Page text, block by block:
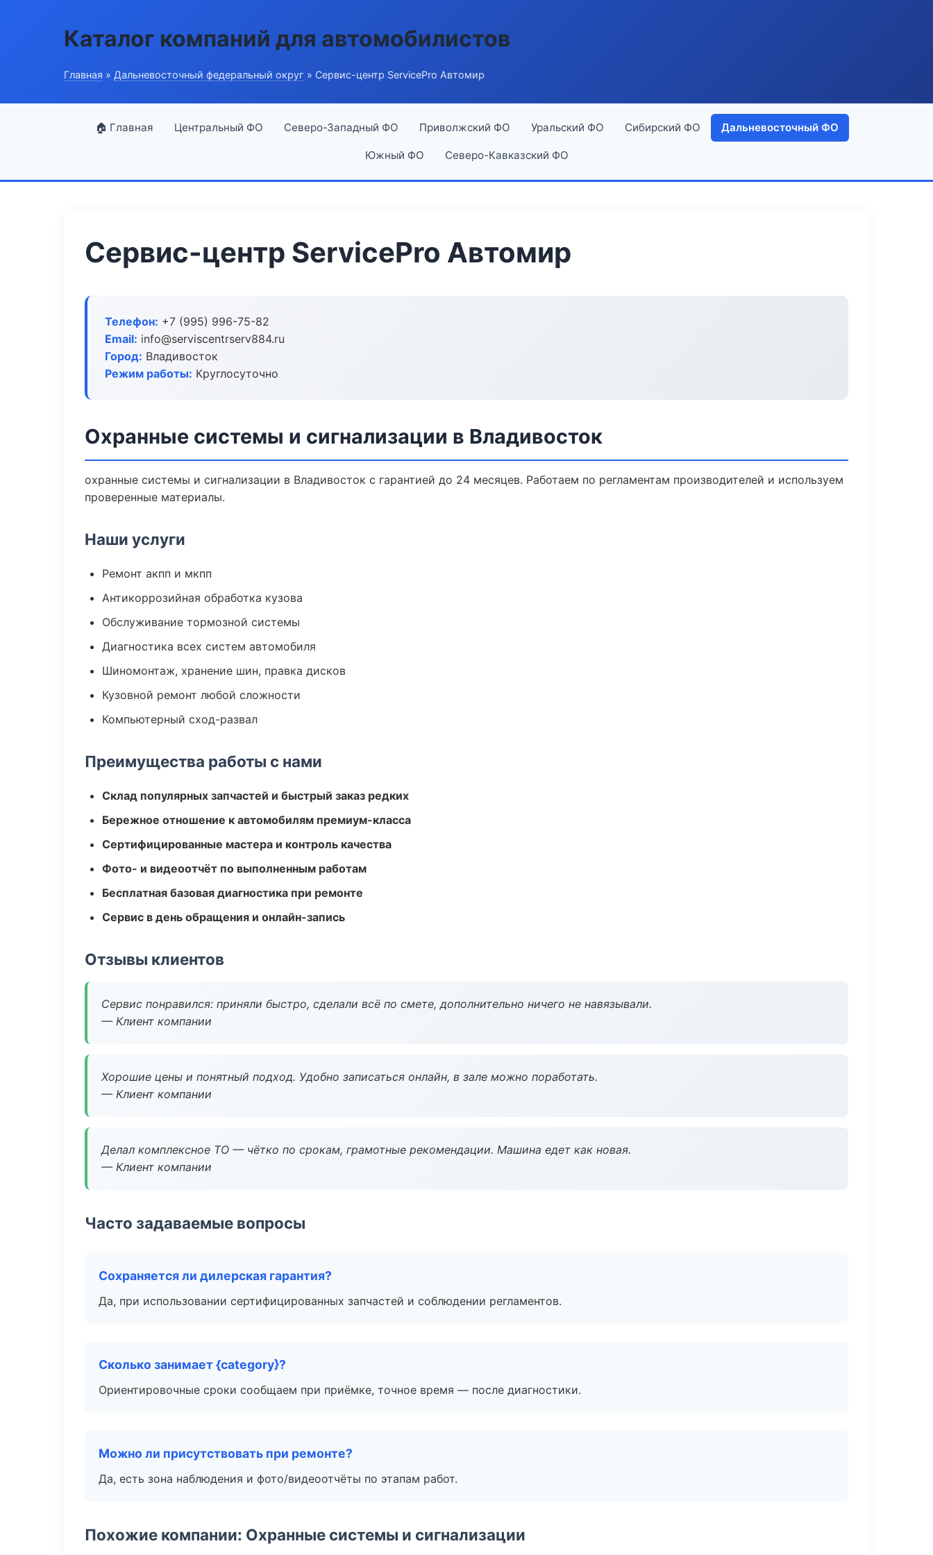
Каталог компаний для автомобилистов
Главная » Дальневосточный федеральный округ » Сервис-центр ServicePro Автомир
🏠 Главная Центральный ФО Северо-Западный ФО Приволжский ФО Уральский ФО Сибирский ФО Дальневосточный ФО
Южный ФО Северо-Кавказский ФО
Сервис-центр ServicePro Автомир
Телефон: +7 (995) 996-75-82
Email: info@serviscentrserv884.ru
Город: Владивосток
Режим работы: Круглосуточно
Охранные системы и сигнализации в Владивосток
охранные системы и сигнализации в Владивосток с гарантией до 24 месяцев. Работаем по регламентам производителей и используем
проверенные материалы.
Наши услуги
Ремонт акпп и мкпп
Антикоррозийная обработка кузова
Обслуживание тормозной системы
Диагностика всех систем автомобиля
Шиномонтаж, хранение шин, правка дисков
Кузовной ремонт любой сложности
Компьютерный сход-развал
Преимущества работы с нами
Склад популярных запчастей и быстрый заказ редких
Бережное отношение к автомобилям премиум-класса
Сертифицированные мастера и контроль качества
Фото- и видеоотчёт по выполненным работам
Бесплатная базовая диагностика при ремонте
Сервис в день обращения и онлайн-запись
Отзывы клиентов
Сервис понравился: приняли быстро, сделали всё по смете, дополнительно ничего не навязывали.
— Клиент компании
Хорошие цены и понятный подход. Удобно записаться онлайн, в зале можно поработать.
— Клиент компании
Делал комплексное ТО — чётко по срокам, грамотные рекомендации. Машина едет как новая.
— Клиент компании
Часто задаваемые вопросы
Сохраняется ли дилерская гарантия?
Да, при использовании сертифицированных запчастей и соблюдении регламентов.
Сколько занимает {category}?
Ориентировочные сроки сообщаем при приёмке, точное время — после диагностики.
Можно ли присутствовать при ремонте?
Да, есть зона наблюдения и фото/видеоотчёты по этапам работ.
Похожие компании: Охранные системы и сигнализации